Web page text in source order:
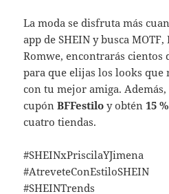
La moda se disfruta más
app de SHEIN y busca
Romwe, encontrarás cientos
para que elijas los looks
con tu mejor amiga. Además,
cupónBFFestilo y obtén15
cuatro tiendas.
#SHEINxPriscilaYJimena
#AtreveteConEstiloSHEIN
#SHEINTrends